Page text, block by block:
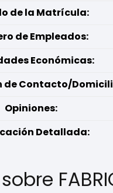
de la Matrícula:
de Empleados:
Económicas:
de Contacto/
Opiniones:
Detallada: